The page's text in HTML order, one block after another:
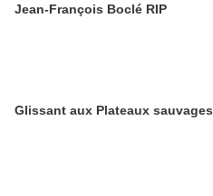
Jean-François Boclé RIP
Glissant aux Plateaux sauvages